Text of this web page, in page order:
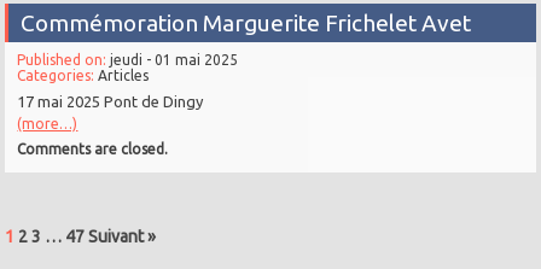
Commémoration Marguerite Frichelet Avet
Published on:jeudi - 01 mai 2025
Categories:Articles
17 mai 2025 Pont de Dingy
(more…)
Comments are closed.
1 2 3 … 47 Suivant »